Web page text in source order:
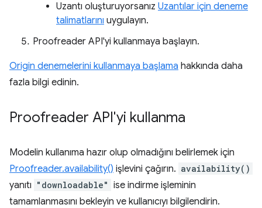
Uzantı oluşturuyorsanız Uzantılar için deneme
talimatlarını uygulayın.
Proofreader API'yi kullanmaya başlayın.
Origin denemelerini kullanmaya başlama hakkında daha
fazla bilgi edinin.
Proofreader API'yi kullanma
Modelin kullanıma hazır olup olmadığını belirlemek için
Proofreader.availability() işlevini çağırın. availability()
yanıtı "downloadable" ise indirme işleminin
tamamlanmasını bekleyin ve kullanıcıyı bilgilendirin.